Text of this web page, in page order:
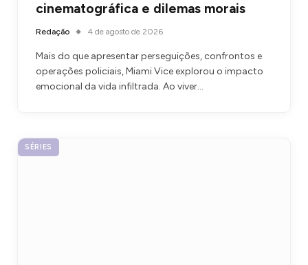
cinematográfica e dilemas morais
Redação 4 de agosto de 2026
Mais do que apresentar perseguições, confrontos e
operações policiais, Miami Vice explorou o impacto
emocional da vida infiltrada. Ao viver…
SÉRIES